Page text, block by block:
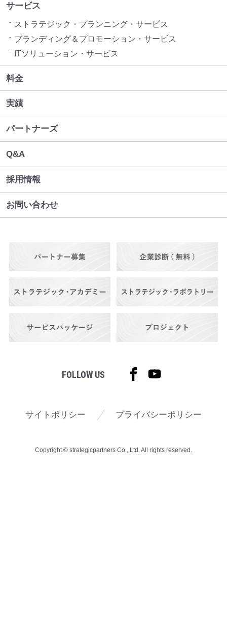
サービス
ストラテジック・プランニング・サービス
ブランディング＆プロモーション・サービス​
ITソリューション・サービス
料金
実績
パートナーズ
Q&A
採用情報
お問い合わせ
FOLLOW US
サイトポリシー プライバシーポリシー
Copyright © strategicpartners Co., Ltd. All rights reserved.